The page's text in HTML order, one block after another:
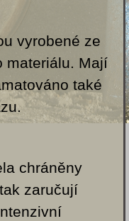
vyrobené ze
materiálu. Mají
také
chráněny
zaručují